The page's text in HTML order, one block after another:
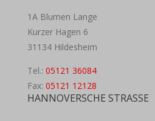
1A Blumen Lange
Kurzer Hagen 6
31134 Hildesheim
Tel.: 05121 36084
Fax: 05121 12128
HANNOVERSCHE STRASSE